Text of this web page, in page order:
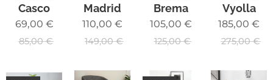
Casco
69,00 €
85,00€
Madrid
110,00 €
149,00€
Brema
105,00 €
125,00€
Vyolla
185,00 €
275,00€